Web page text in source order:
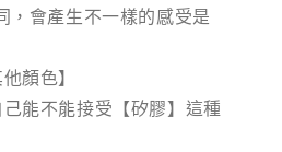
，會產生不一樣的感受是
顏色】
能不能接受【矽膠】這種